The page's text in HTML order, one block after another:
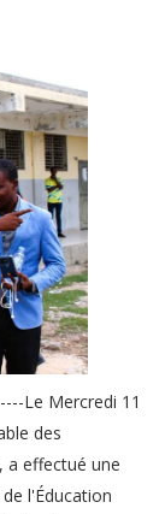
Le Mercredi 11
des
a effectué une
l'Éducation